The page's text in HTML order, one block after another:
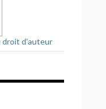
droit d'auteur